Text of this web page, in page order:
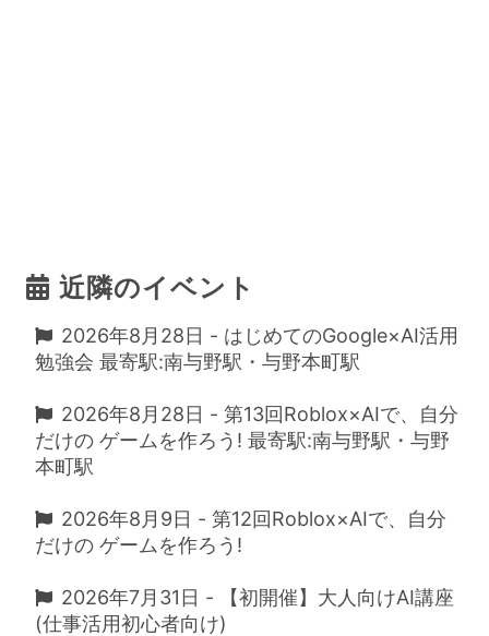
近隣のイベント
2026年8月28日 - はじめてのGoogle×AI活用
勉強会 最寄駅:南与野駅・与野本町駅
2026年8月28日 - 第13回Roblox×AIで、自分
だけの ゲームを作ろう! 最寄駅:南与野駅・与野
本町駅
2026年8月9日 - 第12回Roblox×AIで、自分
だけの ゲームを作ろう!
2026年7月31日 - 【初開催】大人向けAI講座
(仕事活用初心者向け)